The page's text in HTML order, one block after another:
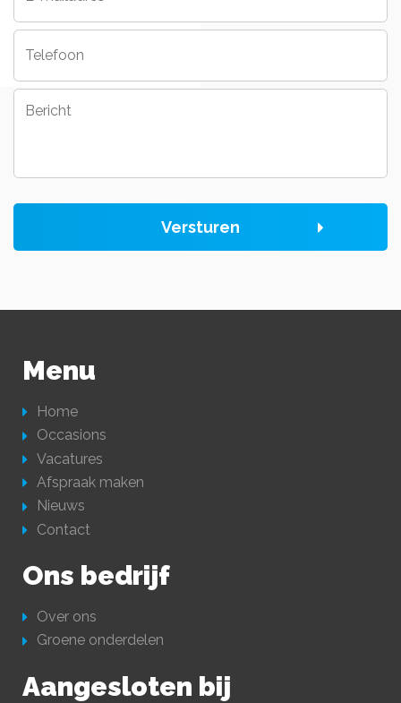
Versturen
Menu
Home
Occasions
Vacatures
Afspraak maken
Nieuws
Contact
Ons bedrijf
Over ons
Groene onderdelen
Aangesloten bij